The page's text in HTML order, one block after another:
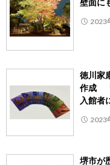
2023
徳川家
作成 「
入館者
2023
堺市が